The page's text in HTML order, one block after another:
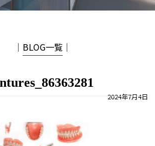
│ BLOG一覧 │
2024年7月4日